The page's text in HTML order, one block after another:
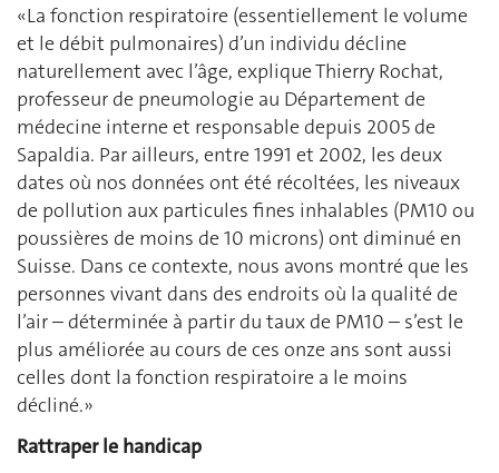
«La fonction respiratoire (essentiellement le volume
et le débit pulmonaires) d’un individu décline
naturellement avec l’âge, explique Thierry Rochat,
professeur de pneumologie au Département de
médecine interne et responsable depuis 2005 de
Sapaldia. Par ailleurs, entre 1991 et 2002, les deux
dates où nos données ont été récoltées, les niveaux
de pollution aux particules fines inhalables (PM10 ou
poussières de moins de 10 microns) ont diminué en
Suisse. Dans ce contexte, nous avons montré que les
personnes vivant dans des endroits où la qualité de
l’air – déterminée à partir du taux de PM10 – s’est le
plus améliorée au cours de ces onze ans sont aussi
celles dont la fonction respiratoire a le moins
décliné.»
Rattraper le handicap